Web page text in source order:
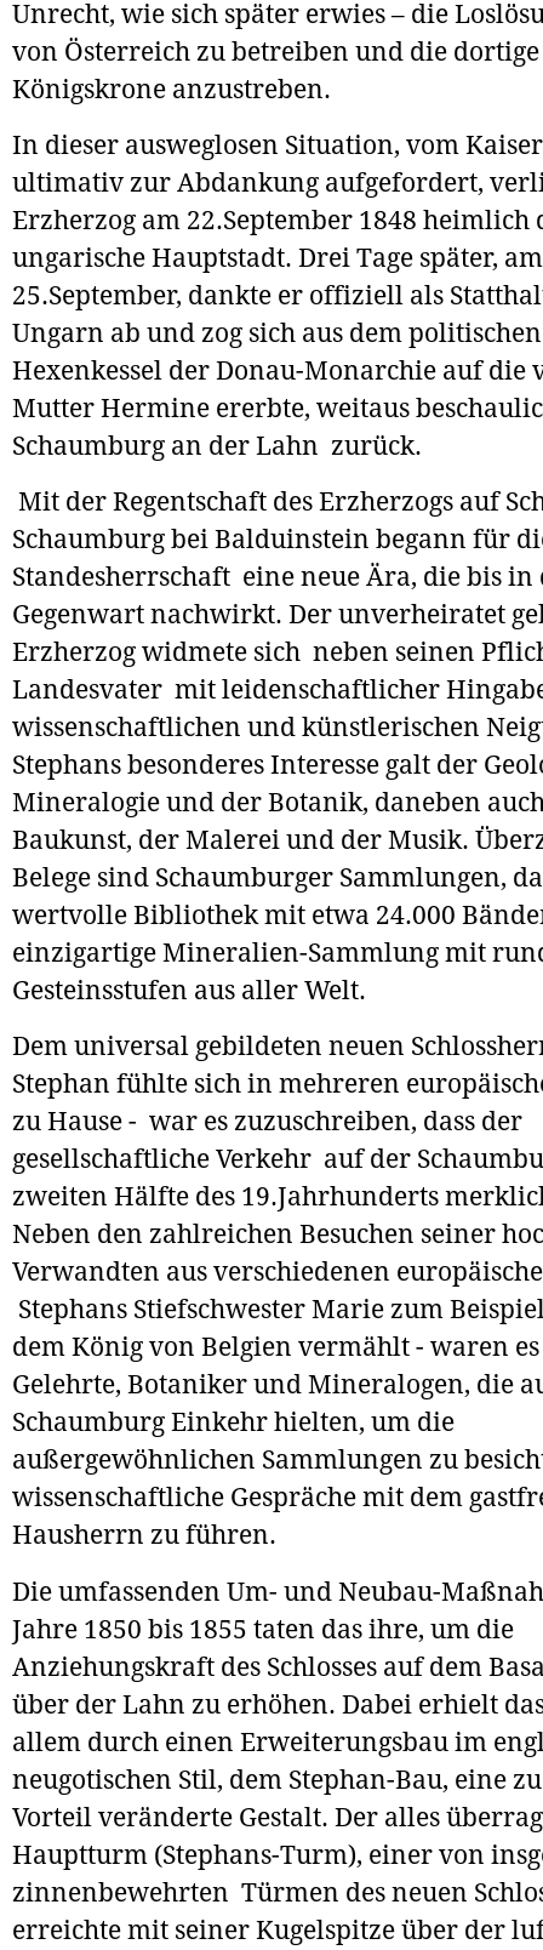
Unrecht, wie sich später erwies – die
von Österreich zu betreiben und die dortige
Königskrone anzustreben.
In dieser ausweglosen Situation, vom
ultimativ zur Abdankung aufgefordert,
Erzherzog am 22.September 1848 heimlich
ungarische Hauptstadt. Drei Tage später, am
25.September, dankte er offiziell als
Ungarn ab und zog sich aus dem politischen
Hexenkessel der Donau-Monarchie auf die
Mutter Hermine ererbte, weitaus
Schaumburg an der Lahn zurück.
Mit der Regentschaft des Erzherzogs auf
Schaumburg bei Balduinstein begann für
Standesherrschaft eine neue Ära, die bis in
Gegenwart nachwirkt. Der unverheiratet
Erzherzog widmete sich neben seinen
Landesvater mit leidenschaftlicher
wissenschaftlichen und künstlerischen
Stephans besonderes Interesse galt der
Mineralogie und der Botanik, daneben
Baukunst, der Malerei und der Musik.
Belege sind Schaumburger Sammlungen,
wertvolle Bibliothek mit etwa 24.000
einzigartige Mineralien-Sammlung mit
Gesteinsstufen aus aller Welt.
Dem universal gebildeten neuen
Stephan fühlte sich in mehreren
zu Hause - war es zuzuschreiben, dass der
gesellschaftliche Verkehr auf der
zweiten Hälfte des 19.Jahrhunderts
Neben den zahlreichen Besuchen seiner
Verwandten aus verschiedenen
Stephans Stiefschwester Marie zum
dem König von Belgien vermählt - waren
Gelehrte, Botaniker und Mineralogen, die
Schaumburg Einkehr hielten, um die
außergewöhnlichen Sammlungen zu
wissenschaftliche Gespräche mit dem
Hausherrn zu führen.
Die umfassenden Um- und Neubau-
Jahre 1850 bis 1855 taten das ihre, um die
Anziehungskraft des Schlosses auf dem
über der Lahn zu erhöhen. Dabei erhielt
allem durch einen Erweiterungsbau im
neugotischen Stil, dem Stephan-Bau, eine
Vorteil veränderte Gestalt. Der alles
Hauptturm (Stephans-Turm), einer von
zinnenbewehrten Türmen des neuen
erreichte mit seiner Kugelspitze über der